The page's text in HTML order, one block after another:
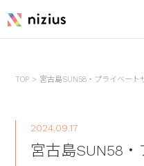
TOP > 宮古島SUN58・プライベート
2024.09.17
宮古島SUN58